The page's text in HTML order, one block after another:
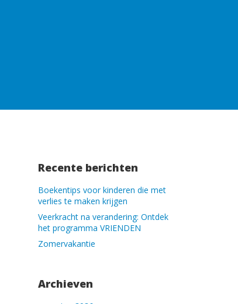
Recente berichten
Boekentips voor kinderen die met
verlies te maken krijgen
Veerkracht na verandering: Ontdek
het programma VRIENDEN
Zomervakantie
Archieven